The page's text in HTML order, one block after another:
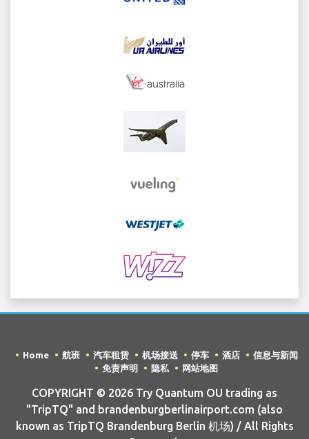
Home 航班 汽车租赁 机场接送 停车 酒店
信息与新闻
免责声明
隐私 网站地图
COPYRIGHT © 2026 Try Quantum OU trading as
"TripTQ" and brandenburgberlinairport.com (also
known as TripTQ Brandenburg Berlin 机场) / All Rights